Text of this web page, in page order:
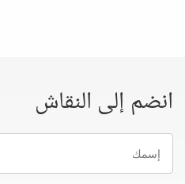
انضم إلى النقاش
إسمك